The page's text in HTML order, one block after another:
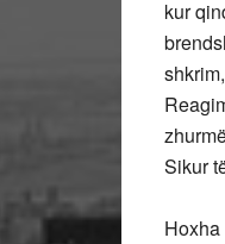
kur
Sikur